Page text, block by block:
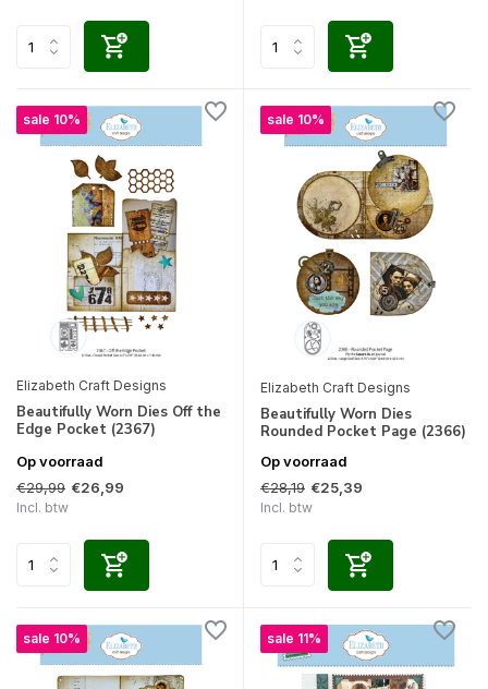
sale 10%
Elizabeth Craft Designs
Beautifully Worn Dies Off the
Edge Pocket (2367)
Op voorraad
€29,99 €26,99
Incl. btw
sale 10%
Elizabeth Craft Designs
Beautifully Worn Dies
Rounded Pocket Page (2366)
Op voorraad
€28,19 €25,39
Incl. btw
sale 10% sale 11%